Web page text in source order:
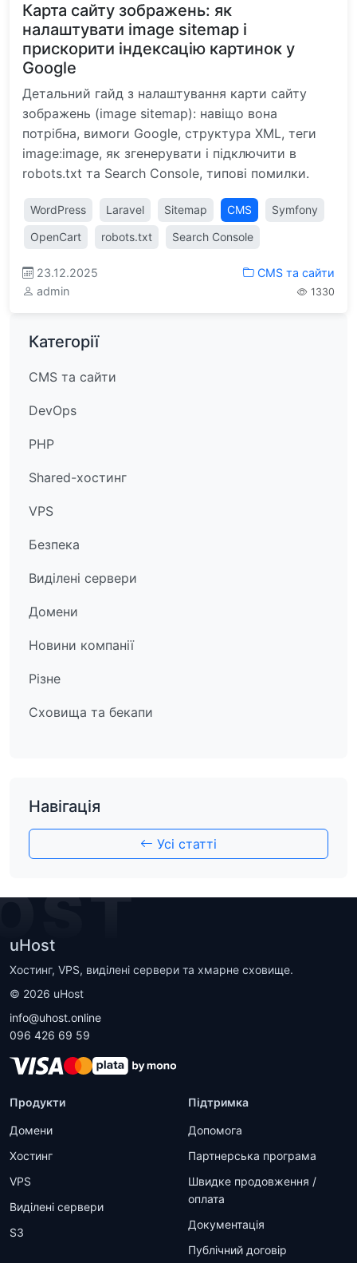
Карта сайту зображень: як
налаштувати image sitemap і
прискорити індексацію картинок у
Google
Детальний гайд з налаштування карти сайту
зображень (image sitemap): навіщо вона
потрібна, вимоги Google, структура XML, теги
image:image, як згенерувати і підключити в
robots.txt та Search Console, типові помилки.
WordPress Laravel Sitemap CMS
Symfony
OpenCart
robots.txt Search Console
23.12.2025
admin
CMS та сайти
1330
Категорії
CMS та сайти
DevOps
PHP
Shared-хостинг
VPS
Безпека
Виділені сервери
Домени
Новини компанії
Різне
Сховища та бекапи
Навігація
Усі статті
uHost
Хостинг, VPS, виділені сервери та хмарне сховище.
© 2026 uHost
info@uhost.online
096 426 69 59
Продукти
Домени
Хостинг
VPS
Виділені сервери
S3
Підтримка
Допомога
Партнерська програма
Швидке продовження /
оплата
Документація
Публічний договір